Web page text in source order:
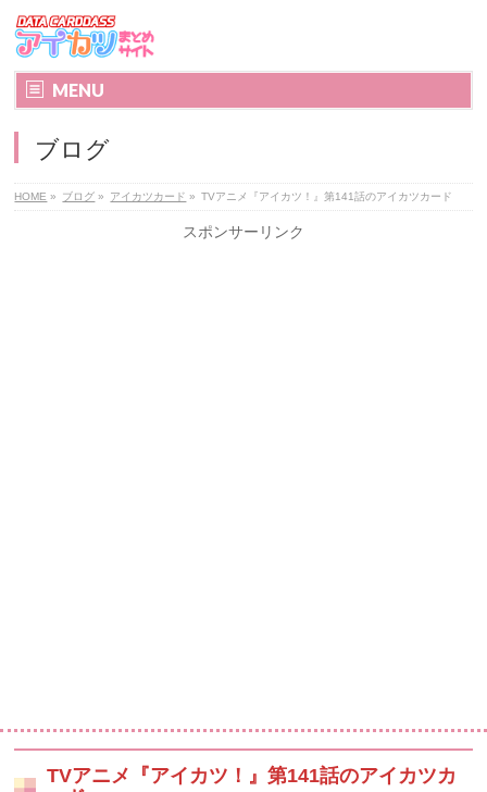
MENU
ブログ
HOME » ブログ » アイカツカード » TVアニメ『アイカツ！』第141話のアイカツカード
スポンサーリンク
TVアニメ『アイカツ！』第141話のアイカツカ